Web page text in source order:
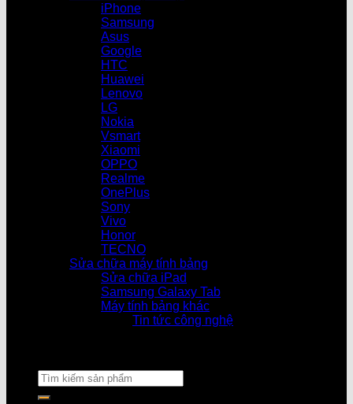
iPhone
Samsung
Asus
Google
HTC
Huawei
Lenovo
LG
Nokia
Vsmart
Xiaomi
OPPO
Realme
OnePlus
Sony
Vivo
Honor
TECNO
Sửa chữa máy tính bảng
Sửa chữa iPad
Samsung Galaxy Tab
Máy tính bảng khác
Tin tức công nghệ